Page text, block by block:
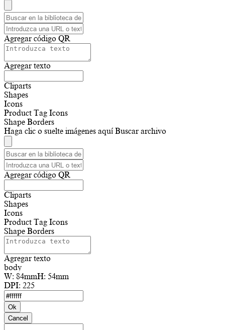
Agregar código QR
Agregar texto
Cliparts
Shapes
Icons
Product Tag Icons
Shape Borders
Haga clic o suelte imágenes aquí Buscar archivo
Agregar código QR
Cliparts
Shapes
Icons
Product Tag Icons
Shape Borders
Agregar texto
body
W: 84mmH: 54mm
DPI: 225
Ok
Cancel